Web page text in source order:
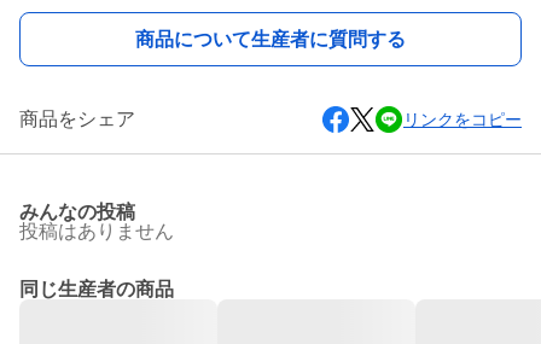
商品について生産者に質問する
商品をシェア リンクをコピー
みんなの投稿
投稿はありません
同じ生産者の商品